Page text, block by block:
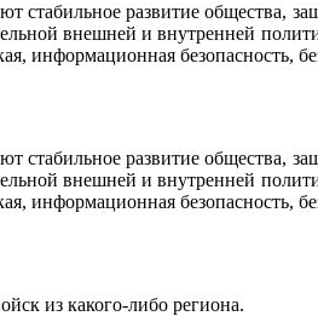
развитие общества,
внешней и внутренней
информационная безопасность,
развитие общества,
внешней и внутренней
информационная безопасность,
из какого-либо региона.